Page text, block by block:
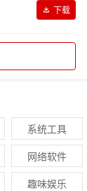
下载
系统工具
网络软件
趣味娱乐